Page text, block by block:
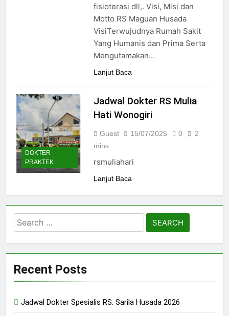
fisioterasi dll,. Visi, Misi dan
Motto RS Maguan Husada
VisiTerwujudnya Rumah Sakit
Yang Humanis dan Prima Serta
Mengutamakan…
Lanjut Baca
DOKTER
PRAKTEK
Jadwal Dokter RS Mulia
Hati Wonogiri
Guest 15/07/2025 0
2
mins
rsmuliahari
Lanjut Baca
Search
for:
Recent Posts
Jadwal Dokter Spesialis RS. Sarila Husada 2026